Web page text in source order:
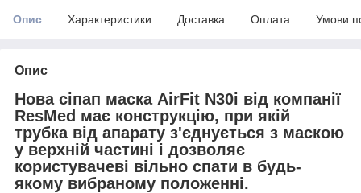
Опис Характеристики Доставка Оплата Умови
Опис
Нова сіпап маска AirFit N30i від компанії
ResMed має конструкцію, при якій
трубка від апарату з'єднується з маскою
у верхній частині і дозволяє
користувачеві вільно спати в будь-
якому вибраному положенні.